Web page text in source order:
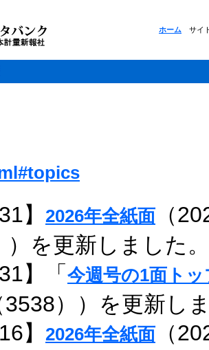
ホーム サイ
】 2026年全紙面 （
）を更新しました。
】「 今週号の1面トッ
3538））を更新し
】 2026年全紙面 （